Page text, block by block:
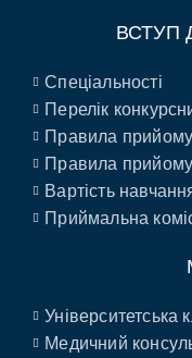
ВСТУП
Спеціальності
Перелік
Правила прийому
Правила
Вартість
Приймальна
Університетська
Медичний